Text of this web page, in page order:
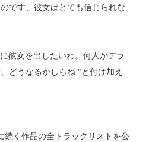
です、彼女はとても信じられな
彼女を出したいわ。何人かデラ
どうなるかしらね "と付け加え
続く作品の全トラックリストを公